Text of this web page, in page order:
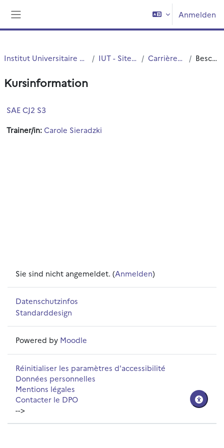
Anmelden
Institut Universitaire de Technologie (IUT) IUT - Site de Roubaix Carrières Juridiques Beschreibung
Kursinformation
SAE CJ2 S3
Trainer/in:Carole Sieradzki
Sie sind nicht angemeldet. (Anmelden)
Datenschutzinfos
Standarddesign
Powered by Moodle
Réinitialiser les paramètres d'accessibilité
Données personnelles
Mentions légales
Contacter le DPO
-->